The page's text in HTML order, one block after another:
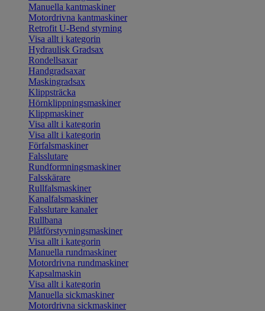
Manuella kantmaskiner
Motordrivna kantmaskiner
Retrofit U-Bend styrning
Visa allt i kategorin
Hydraulisk Gradsax
Rondellsaxar
Handgradsaxar
Maskingradsax
Klippsträcka
Hörnklippningsmaskiner
Klippmaskiner
Visa allt i kategorin
Visa allt i kategorin
Förfalsmaskiner
Falsslutare
Rundformningsmaskiner
Falsskärare
Rullfalsmaskiner
Kanalfalsmaskiner
Falsslutare kanaler
Rullbana
Plåtförstyvningsmaskiner
Visa allt i kategorin
Manuella rundmaskiner
Motordrivna rundmaskiner
Kapsalmaskin
Visa allt i kategorin
Manuella sickmaskiner
Motordrivna sickmaskiner